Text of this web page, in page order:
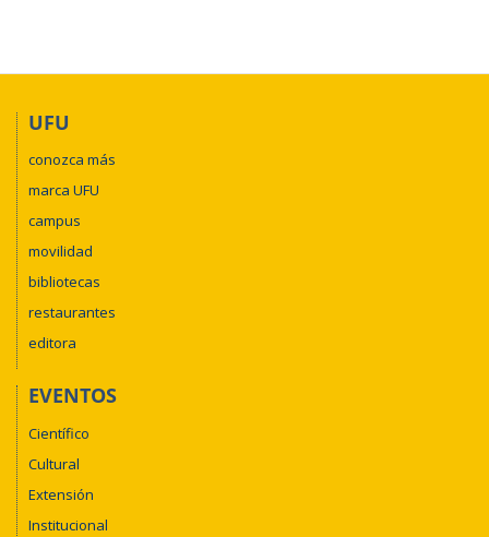
UFU
conozca más
marca UFU
campus
movilidad
bibliotecas
restaurantes
editora
EVENTOS
Científico
Cultural
Extensión
Institucional